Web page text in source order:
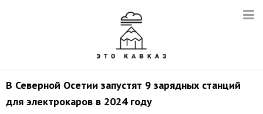
В Северной Осетии запустят 9 зарядных станций
для электрокаров в 2024 году